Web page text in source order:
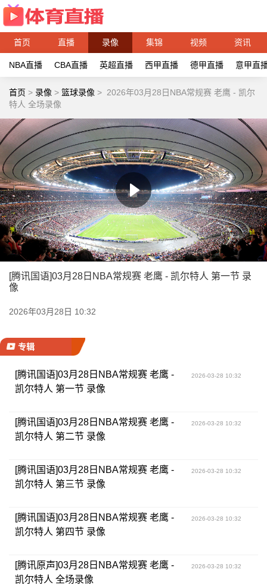
首页 直播 录像 集锦 视频 资讯
NBA直播 CBA直播 英超直播 西甲直播 德甲直播 意甲直
首页 > 录像 > 篮球录像 > 2026年03月28日NBA常规赛 老鹰 - 凯尔
特人 全场录像
[腾讯国语]03月28日NBA常规赛 老鹰 - 凯尔特人 第一节 录
像
2026年03月28日 10:32
专辑
[腾讯国语]03月28日NBA常规赛 老鹰 -
凯尔特人 第一节 录像
2026-03-28 10:32
[腾讯国语]03月28日NBA常规赛 老鹰 -
凯尔特人 第二节 录像
2026-03-28 10:32
[腾讯国语]03月28日NBA常规赛 老鹰 -
凯尔特人 第三节 录像
2026-03-28 10:32
[腾讯国语]03月28日NBA常规赛 老鹰 -
凯尔特人 第四节 录像
2026-03-28 10:32
[腾讯原声]03月28日NBA常规赛 老鹰 -
凯尔特人 全场录像
2026-03-28 10:32